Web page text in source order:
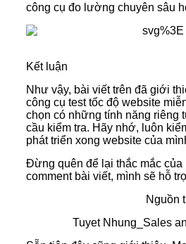
công cụ đo lường chuyên sâu
Kết luận
Như vậy, bài viết trên đã giới
công cụ test tốc độ website
chọn có những tính năng riêng
cầu kiểm tra. Hãy nhớ, luôn
phát triển xong website của
Đừng quên để lại thắc mắc
comment bài viết, mình sẽ hỗ
Nguồn
Tuyet Nhung_Sales